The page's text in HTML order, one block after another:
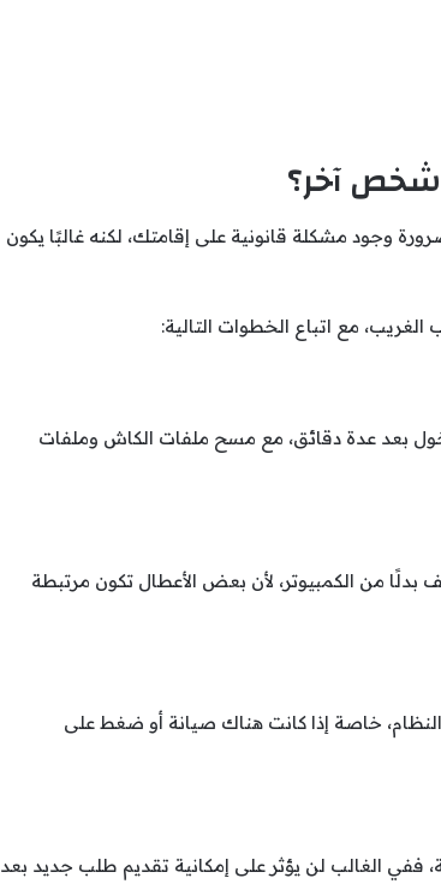
شخص آخر؟
وجود مشكلة قانونية على إقامتك، لكنه غالبًا يكون
مع اتباع الخطوات التالية:
بعد عدة دقائق، مع مسح ملفات الكاش وملفات
من الكمبيوتر، لأن بعض الأعطال تكون مرتبطة
خاصة إذا كانت هناك صيانة أو ضغط على
ففي الغالب لن يؤثر على إمكانية تقديم طلب جديد بعد